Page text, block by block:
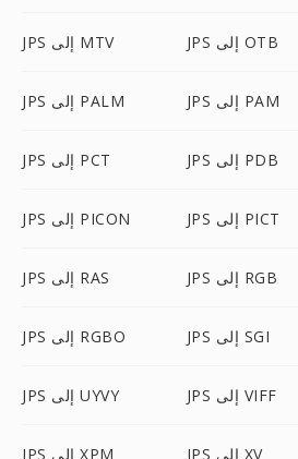
JPS إلى MTV JPS إلى OTB
JPS إلى PALM JPS إلى PAM
JPS إلى PCT JPS إلى PDB
JPS إلى PICON JPS إلى PICT
JPS إلى RAS JPS إلى RGB
JPS إلى RGBO JPS إلى SGI
JPS إلى UYVY JPS إلى VIFF
JPS إلى XPM JPS إلى XV